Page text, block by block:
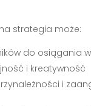
strategia może:
do osiągania
i kreatywność
i